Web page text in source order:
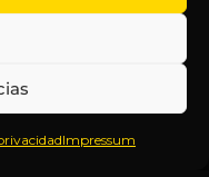
Impressum
y